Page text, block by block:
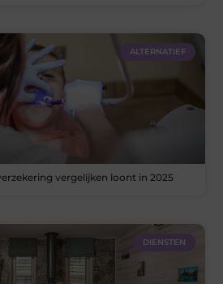
ALTERNATIEF
vergelijken loont in 2025
DIENSTEN